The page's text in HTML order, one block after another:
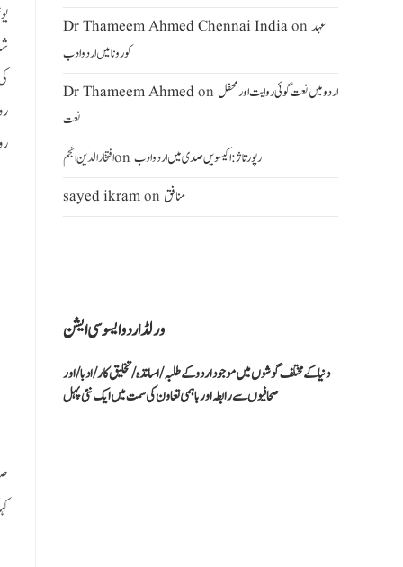
Dr Thameem Ahmed Chennai Indiaonعہد
کورونا میں اردو ادب
Dr Thameem Ahmedonاردومیں نعت گوئی روایت اور محفل
نعت
افتخار الدین انجمonرپورتاژ: اکیسویں صدی میں اردو ادب
sayed ikramon منافق
ورلڈ اردو ایسو سی ایشن
دنیا کےمختلف گوشوں میں موجود اردو کے طلبہ / اساتذہ /تخلیق کار/ادبا/ اور
صحافیوں سے رابطہ اور باہمی تعاون کی سمت میں ایک نئی پہل